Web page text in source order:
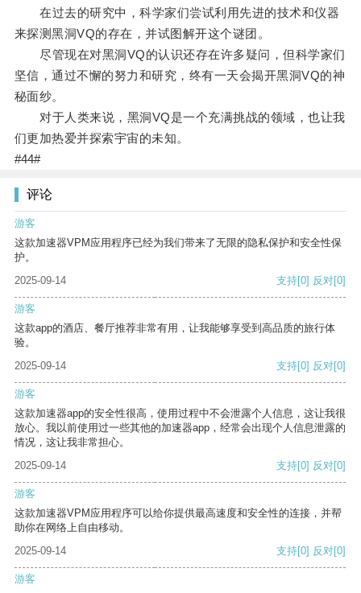
在过去的研究中，科学家们尝试利用先进的技术和仪器
来探测黑洞VQ的存在，并试图解开这个谜团。
尽管现在对黑洞VQ的认识还存在许多疑问，但科学家们
坚信，通过不懈的努力和研究，终有一天会揭开黑洞VQ的神
秘面纱。
对于人类来说，黑洞VQ是一个充满挑战的领域，也让我
们更加热爱并探索宇宙的未知。
#44#
评论
游客
这款加速器VPM应用程序已经为我们带来了无限的隐私保护和安全性保
护。
2025-09-14
支持[0] 反对[0]
游客
这款app的酒店、餐厅推荐非常有用，让我能够享受到高品质的旅行体
验。
2025-09-14
支持[0] 反对[0]
游客
这款加速器app的安全性很高，使用过程中不会泄露个人信息，这让我很
放心。我以前使用过一些其他的加速器app，经常会出现个人信息泄露的
情况，这让我非常担心。
2025-09-14
支持[0] 反对[0]
游客
这款加速器VPM应用程序可以给你提供最高速度和安全性的连接，并帮
助你在网络上自由移动。
2025-09-14
支持[0] 反对[0]
游客